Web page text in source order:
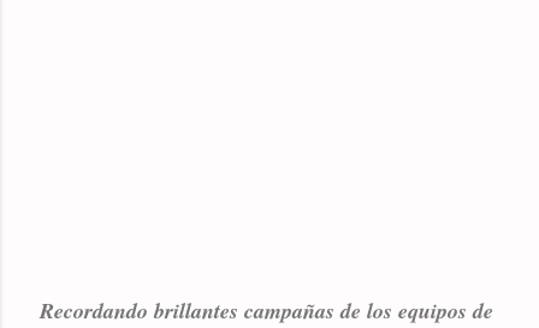
Recordando brillantes campañas de los equipos de